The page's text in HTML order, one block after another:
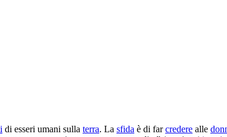
di esseri umani sulla terra. La sfida è di farcredere alle